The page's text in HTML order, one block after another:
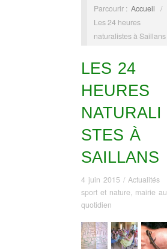
Parcourir : Accueil /
Les 24 heures
naturalistes à Saillans
LES 24
HEURES
NATURALI
STES À
SAILLANS
4 juin 2015 / Actualités
sport et nature, mairie au
quotidien